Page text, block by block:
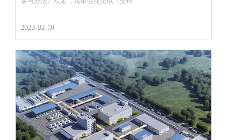
2023-02-10